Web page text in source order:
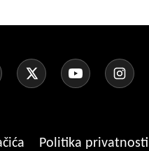
Politika privatnosti